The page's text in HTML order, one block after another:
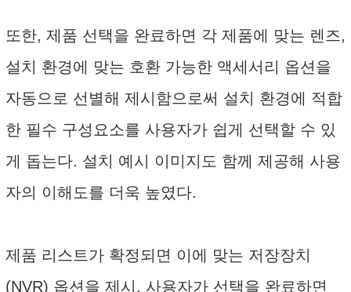
또한, 제품 선택을 완료하면 각 제품에 맞는 렌즈,
설치 환경에 맞는 호환 가능한 액세서리 옵션을
자동으로 선별해 제시함으로써 설치 환경에 적합
한 필수 구성요소를 사용자가 쉽게 선택할 수 있
게 돕는다. 설치 예시 이미지도 함께 제공해 사용
자의 이해도를 더욱 높였다.
제품 리스트가 확정되면 이에 맞는 저장장치
(NVR) 옵션을 제시, 사용자가 선택을 완료하면